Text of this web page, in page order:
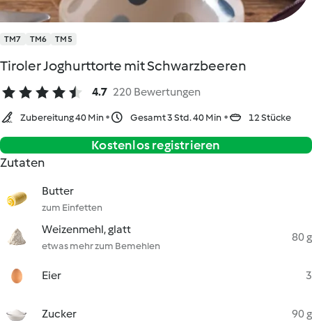
TM7 TM6 TM5
Tiroler Joghurttorte mit Schwarzbeeren
4.7 220 Bewertungen
Zubereitung 40 Min Gesamt 3 Std. 40 Min 12 Stücke
Kostenlos registrieren
Zutaten
Butter
zum Einfetten
Weizenmehl, glatt
etwas mehr zum Bemehlen
80 g
Eier 3
Zucker 90 g